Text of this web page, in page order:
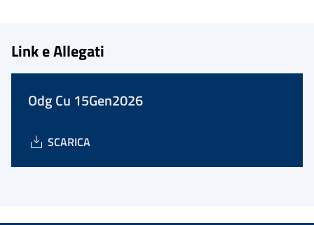
Link e Allegati
Odg Cu 15Gen2026
SCARICA